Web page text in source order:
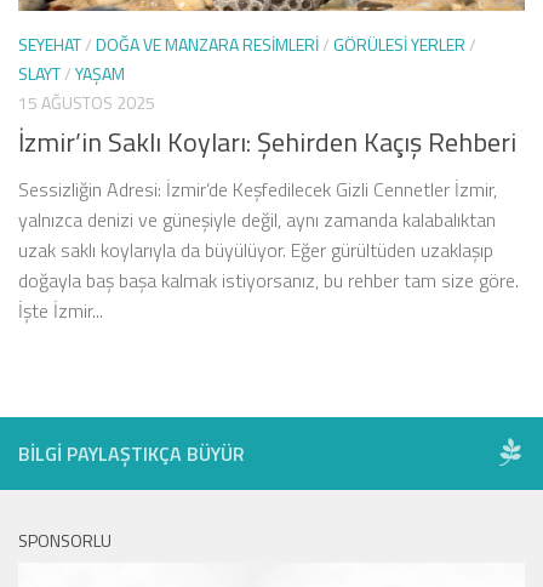
SEYEHAT/DOĞA VE MANZARA RESIMLERI/GÖRÜLESI YERLER/
SLAYT/YAŞAM
15 AĞUSTOS 2025
İzmir’in Saklı Koyları: Şehirden Kaçış Rehberi
Sessizliğin Adresi: İzmir’de Keşfedilecek Gizli Cennetler İzmir,
yalnızca denizi ve güneşiyle değil, aynı zamanda kalabalıktan
uzak saklı koylarıyla da büyülüyor. Eğer gürültüden uzaklaşıp
doğayla baş başa kalmak istiyorsanız, bu rehber tam size göre.
İşte İzmir...
BILGI PAYLAŞTIKÇA BÜYÜR
SPONSORLU